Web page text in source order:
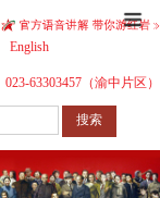
English
63303457（渝中片区）
搜索